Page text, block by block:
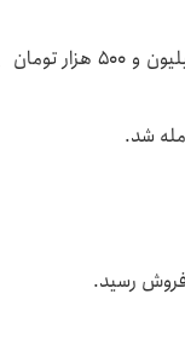
قیمت سکه امامی در روز شنبه با کاهش ۳ میلیون و ۵۰۰ هزار تومانی به رقم ۱۸۶ میلیون و ۵۰۰ هزار تومان